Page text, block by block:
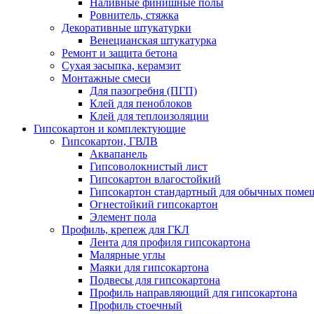
Наливные финишные полы
Ровнитель, стяжка
Декоративные штукатурки
Венецианская штукатурка
Ремонт и защита бетона
Сухая засыпка, керамзит
Монтажные смеси
Для пазогребня (ПГП)
Клей для пеноблоков
Клей для теплоизоляции
Гипсокартон и комплектующие
Гипсокартон, ГВЛВ
Аквапанель
Гипсоволокнистый лист
Гипсокартон влагостойкий
Гипсокартон стандартный для обычных
Огнестойкий гипсокартон
Элемент пола
Профиль, крепеж для ГКЛ
Лента для профиля гипсокартона
Малярные углы
Маяки для гипсокартона
Подвесы для гипсокартона
Профиль направляющий для гипсокартона
Профиль стоечный